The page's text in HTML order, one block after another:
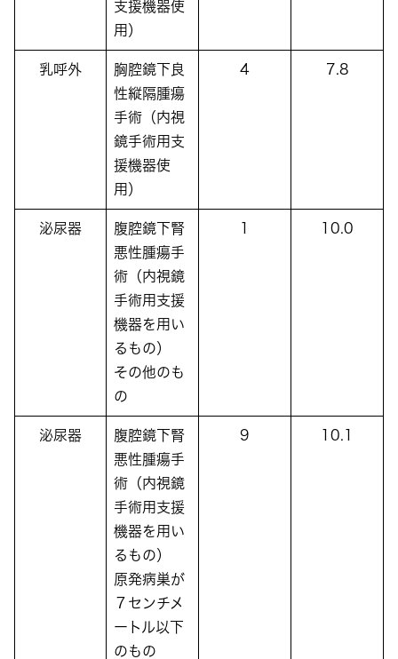
支援機器使
用）
乳呼外
胸腔鏡下良
性縦隔腫瘍
手術（内視
鏡手術用支
援機器使
用）
4 7.8
泌尿器
腹腔鏡下腎
悪性腫瘍手
術（内視鏡
手術用支援
機器を用い
るもの）
その他のも
の
1 10.0
泌尿器
腹腔鏡下腎
悪性腫瘍手
術（内視鏡
手術用支援
機器を用い
るもの）
原発病巣が
７センチメ
ートル以下
のもの
9 10.1